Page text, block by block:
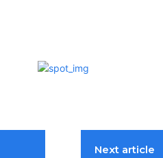
Next article